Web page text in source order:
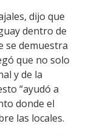
dijo que
dentro de
se demuestra
que no solo
y de la
“ayudó a
donde el
las locales.